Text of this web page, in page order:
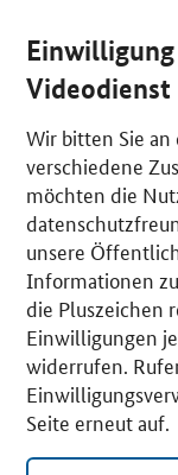
Videodienst
Wir bitten Sie
verschiedene
möchten die
unsere
Informationen
die Pluszeichen
Einwilligungen
widerrufen.
Seite erneut auf.